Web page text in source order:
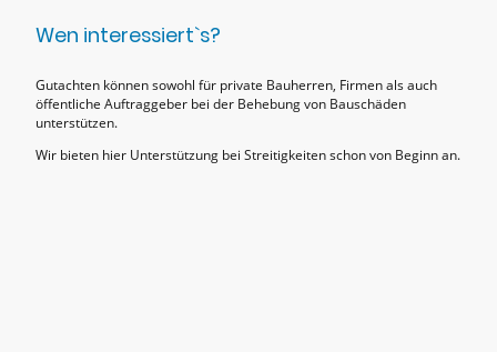
Wen interessiert`s?
Gutachten können sowohl für private Bauherren, Firmen als auch
öffentliche Auftraggeber bei der Behebung von Bauschäden
unterstützen.
Wir bieten hier Unterstützung bei Streitigkeiten schon von Beginn an.